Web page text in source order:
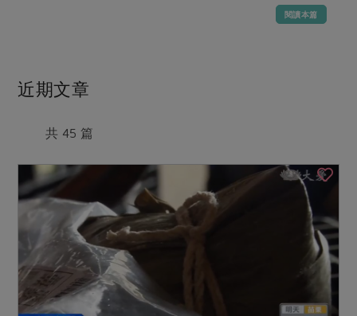
日用品
優惠專區
素食專區
樂齡友善
年菜食譜
養身食補
高麗菜海鮮煎餅
綠主張月刊
典藏閱覽室
媒體報導
下載專區
社務會議
活動報下載
閱讀本篇
近期文章
共 45 篇